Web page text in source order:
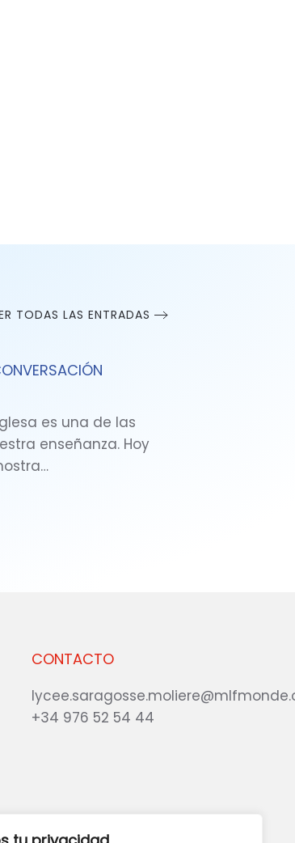
TODAS LAS ENTRADAS
es una de las
enseñanza. Hoy
CONTACTO
+34 976 52 54 44